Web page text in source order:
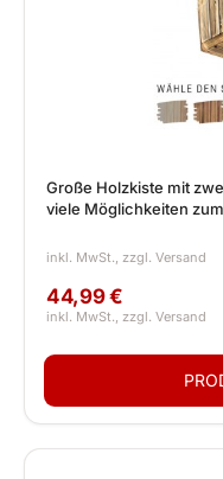
Große Holzkiste mit
viele Möglichkeiten
44,99 €